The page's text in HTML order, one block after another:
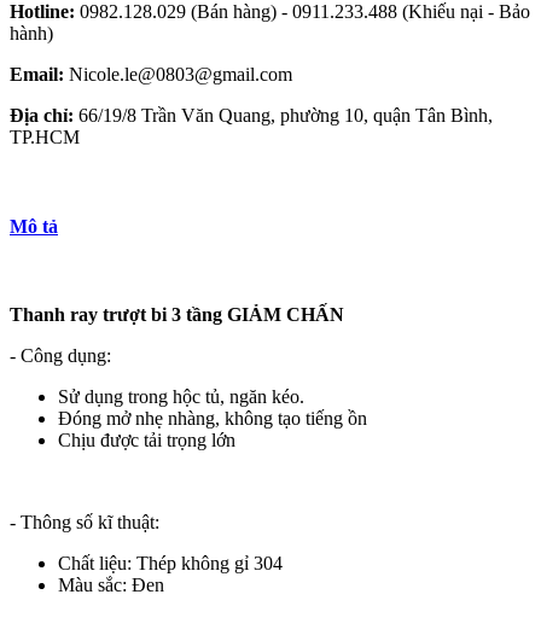
Hotline: 0982.128.029 (Bán hàng) - 0911.233.488 (Khiếu nại - Bảo
hành)
Email: Nicole.le@0803@gmail.com
Địa chỉ: 66/19/8 Trần Văn Quang, phường 10, quận Tân Bình,
TP.HCM
Mô tả
Thanh ray trượt bi 3 tầng GIẢM CHẤN
- Công dụng:
Sử dụng trong hộc tủ, ngăn kéo.
Đóng mở nhẹ nhàng, không tạo tiếng ồn
Chịu được tải trọng lớn
- Thông số kĩ thuật:
Chất liệu: Thép không gỉ 304
Màu sắc: Đen